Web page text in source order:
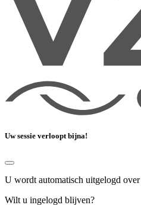
Uw sessie verloopt bijna!
U wordt automatisch uitgelogd over
Wilt u ingelogd blijven?